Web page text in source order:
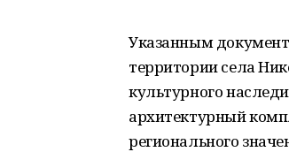
Указанным
территории села
культурного
архитектурный
регионального